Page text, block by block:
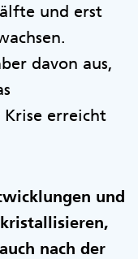
und erst
davon aus,
erreicht
und
nach der